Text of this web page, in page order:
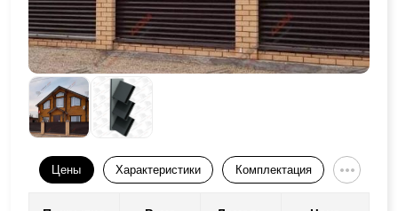
Цены Характеристики Комплектация